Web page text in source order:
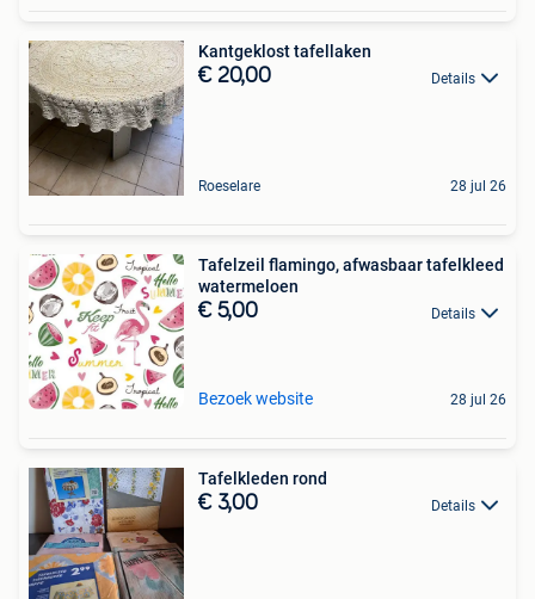
Kantgeklost tafellaken
€ 20,00 Details
Roeselare 28 jul 26
Tafelzeil flamingo, afwasbaar tafelkleed
watermeloen
€ 5,00 Details
Bezoek website 28 jul 26
Tafelkleden rond
€ 3,00 Details